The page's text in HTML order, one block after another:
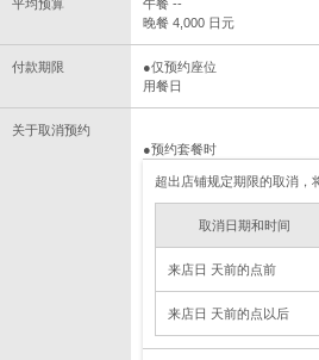
平均预算
午餐 --
晚餐 4,000 日元
付款期限
●仅预约座位
用餐日
关于取消预约
●预约套餐时
超出店铺规定期限的取消，
取消日期和时间
来店日 天前的点前
来店日 天前的点以后